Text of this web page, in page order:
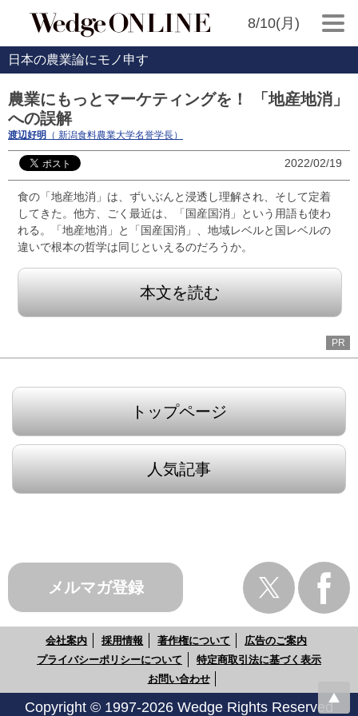
8/10(月)
日本の農業論にモノ申す
農業にもっとマーケティングを！ 「地産地消」
への誤解
渡辺好明 （ 新潟食料農業大学名誉学長）
2022/02/19
食の「地産地消」は、ずいぶんと浸透し理解され、そして定着
してきた。他方、ごく最近は、「国産国消」という用語も使わ
れる。「地産地消」と「国産国消」、地域レベルと国レベルの
違いで根本の哲学は同じといえるのだろうか。
本文を読む
PR
トップページ
人気記事
メルマガ登録
会社案内 採用情報 著作権について
広告のご案内
プライバシーポリシーについて
特定商取引法に基づく表示
お問い合わせ
Copyright © 1997-2026 Wedge Rights Reserved